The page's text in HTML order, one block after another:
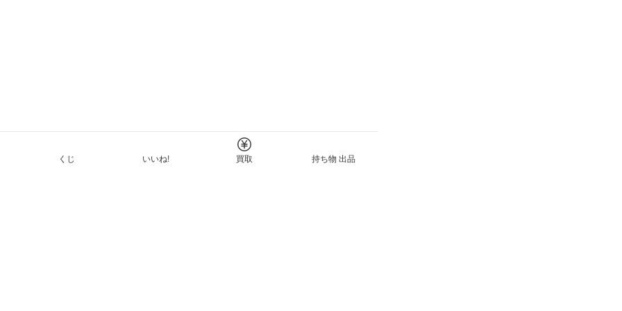
くじ いいね! 買取 持ち物 出品